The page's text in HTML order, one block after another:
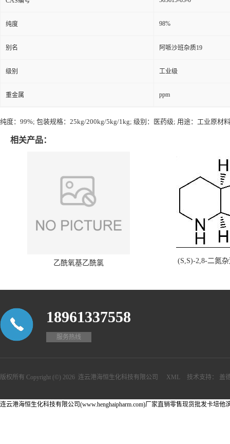
纯度 98%
别名 阿哌沙班杂质19
级别 工业级
重金属 ppm
纯度：99%; 包装规格：25kg/200kg/5kg/1kg; 级别：医药级; 用途：工业原材
相关产品：
乙酰氧基乙酰氯 (S,S)-2,8-二氮
18961337558
服务热线
版权所有 Copyright (©) 2026 连云港海恒生化科技有限公司 XML 技术支持： 盖
连云港海恒生化科技有限公司(www.henghaipharm.com)厂家直销零售现货批发卡培